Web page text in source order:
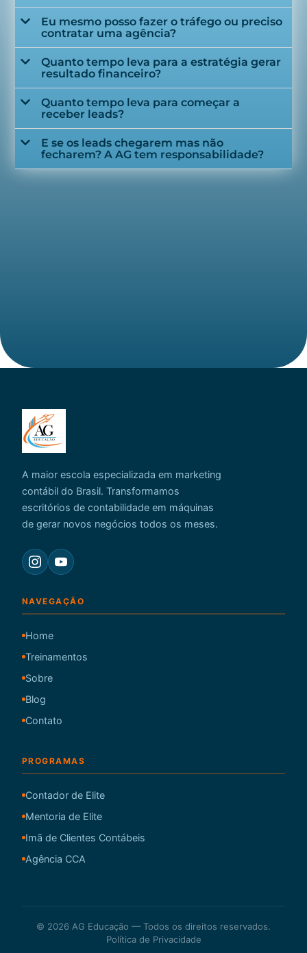
Eu mesmo posso fazer o tráfego ou preciso
contratar uma agência?
Quanto tempo leva para a estratégia gerar
resultado financeiro?
Quanto tempo leva para começar a
receber leads?
E se os leads chegarem mas não
fecharem? A AG tem responsabilidade?
A maior escola especializada em marketing
contábil do Brasil. Transformamos
escritórios de contabilidade em máquinas
de gerar novos negócios todos os meses.
NAVEGAÇÃO
Home
Treinamentos
Sobre
Blog
Contato
PROGRAMAS
Contador de Elite
Mentoria de Elite
Imã de Clientes Contábeis
Agência CCA
© 2026 AG Educação — Todos os direitos reservados.
Política de Privacidade